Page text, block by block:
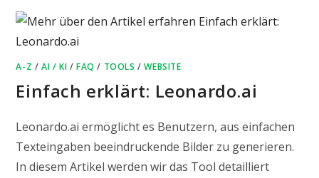
A-Z /AI / KI /FAQ / TOOLS /WEBSITE
Einfach erklärt: Leonardo.ai
Leonardo.ai ermöglicht es Benutzern, aus einfachen
Texteingaben beeindruckende Bilder zu generieren.
In diesem Artikel werden wir das Tool detailliert